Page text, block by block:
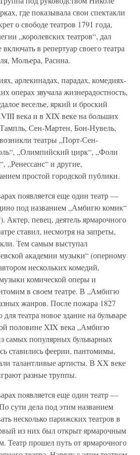
где показывала свои спектакли
о свободе театров 1791 года,
„королевских театров“, дал
в репертуар своего театра
Мольера, Расина.
арлекинадах, парадах, комедиях-
операх звучала жизнерадостность,
веселье, яркий и броский
века и в XIX веке на больших
Сен-Мартен, Бон-Нувель,
театры „Порт-Сен-
„Олимпийский цирк“, „Фоли
„Ренессанс“ и другие,
простой городской публики.
появляется еще один театр —
под названием „Амбигю комик“
Актер, певец, деятель ярмарочного
ставил, несмотря на запреты,
Тем самым выступал
академии музыки“ (оперному
нескольких комедий,
комической оперы и
в своем театре. В „Амбигю
жанров. После пожара 1827
театра новое здание на бульваре
половине XIX века „Амбигю
самых популярных бульварных
ставились феерии, пантомимы,
талантливые артисты. В XX веке
разные труппы.
появляется еще один театр —
сути дела под этим названием
несколько парижских театров в
из них был открыт ярмарочным
Театр прошел путь от ярмарочного